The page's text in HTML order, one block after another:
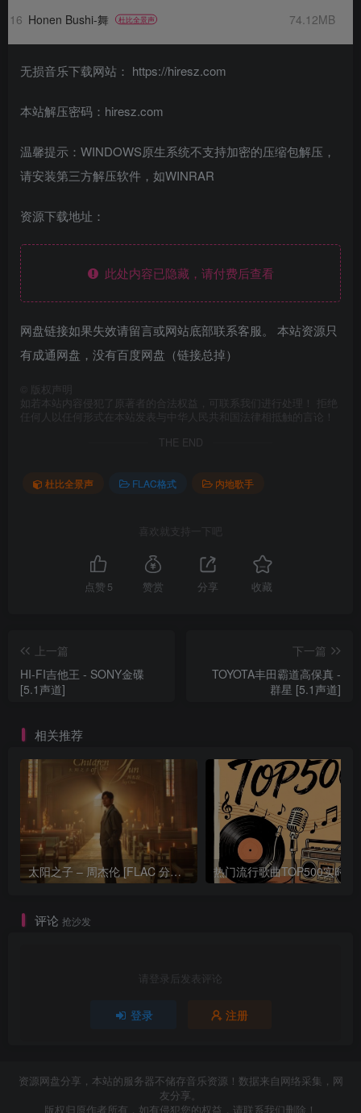
16 Honen Bushi-舞 杜比全景声 74.12MB
无损音乐下载网站： https://hiresz.com
本站解压密码：hiresz.com
温馨提示：WINDOWS原生系统不支持加密的压缩包解压，
请安装第三方解压软件，如WINRAR
资源下载地址：
此处内容已隐藏，请付费后查看
网盘链接如果失效请留言或网站底部联系客服。 本站资源只
有成通网盘，没有百度网盘（链接总掉）
版权声明
如若本站内容侵犯了原著者的合法权益，可联系我们进行处理！ 拒绝
任何人以任何形式在本站发表与中华人民共和国法律相抵触的言论！
THE END
杜比全景声 FLAC格式 内地歌手
喜欢就支持一下吧
点赞 5 赞赏 分享 收藏
上一篇
HI-FI吉他王 - SONY金碟
[5.1声道]
下一篇
TOYOTA丰田霸道高保真 -
群星 [5.1声道]
相关推荐
太阳之子 – 周杰伦 [FLAC 分轨 192Khz 24bit]
评论 抢沙发
请登录后发表评论
登录 注册
资源网盘分享，本站的服务器不储存音乐资源！数据来自网络采集，网
友分享。
版权归原作者所有，如有侵犯您的权益，请联系我们删除！